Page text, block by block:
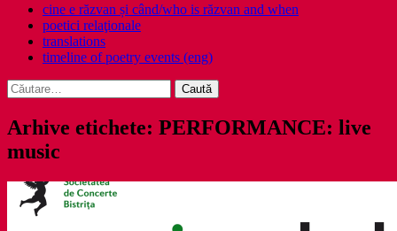
cine e răzvan și când/who is răzvan and when
poetici relaţionale
translations
timeline of poetry events (eng)
Caută
după:
Arhive etichete: PERFORMANCE: live
music